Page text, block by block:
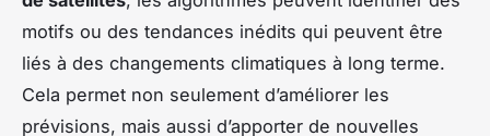
motifs ou des tendances inédits qui peuvent être
liés à des changements climatiques à long terme.
Cela permet non seulement d’améliorer les
prévisions, mais aussi d’apporter de nouvelles